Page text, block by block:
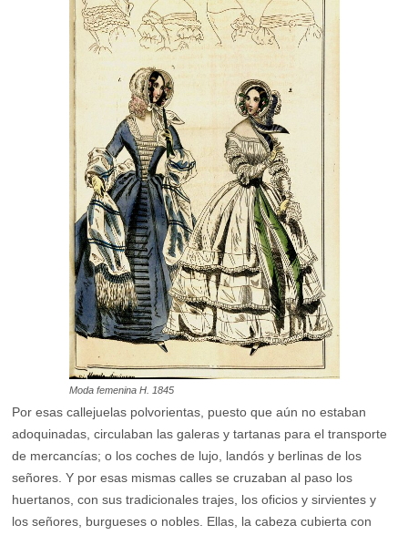
Moda femenina H. 1845
Por esas callejuelas polvorientas, puesto que aún no estaban
adoquinadas, circulaban las galeras y tartanas para el transporte
de mercancías; o los coches de lujo, landós y berlinas de los
señores. Y por esas mismas calles se cruzaban al paso los
huertanos, con sus tradicionales trajes, los oficios y sirvientes y
los señores, burgueses o nobles. Ellas, la cabeza cubierta con